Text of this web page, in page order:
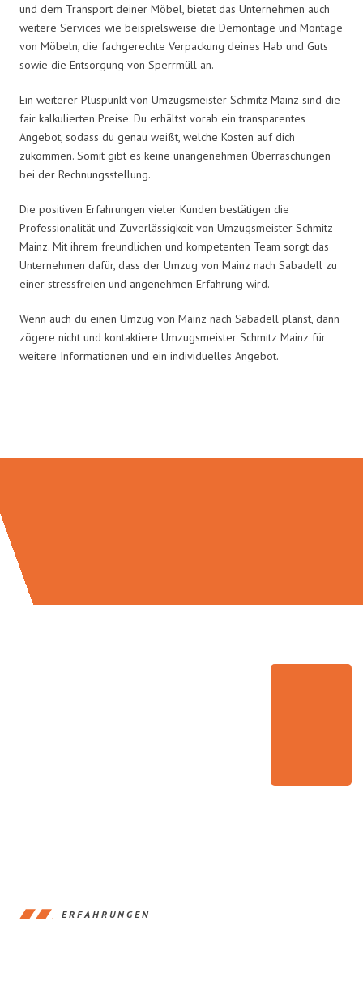
und dem Transport deiner Möbel, bietet das Unternehmen auch
weitere Services wie beispielsweise die Demontage und Montage
von Möbeln, die fachgerechte Verpackung deines Hab und Guts
sowie die Entsorgung von Sperrmüll an.
Ein weiterer Pluspunkt von Umzugsmeister Schmitz Mainz sind die
fair kalkulierten Preise. Du erhältst vorab ein transparentes
Angebot, sodass du genau weißt, welche Kosten auf dich
zukommen. Somit gibt es keine unangenehmen Überraschungen
bei der Rechnungsstellung.
Die positiven Erfahrungen vieler Kunden bestätigen die
Professionalität und Zuverlässigkeit von Umzugsmeister Schmitz
Mainz. Mit ihrem freundlichen und kompetenten Team sorgt das
Unternehmen dafür, dass der Umzug von Mainz nach Sabadell zu
einer stressfreien und angenehmen Erfahrung wird.
Wenn auch du einen Umzug von Mainz nach Sabadell planst, dann
zögere nicht und kontaktiere Umzugsmeister Schmitz Mainz für
weitere Informationen und ein individuelles Angebot.
ERFAHRUNGEN